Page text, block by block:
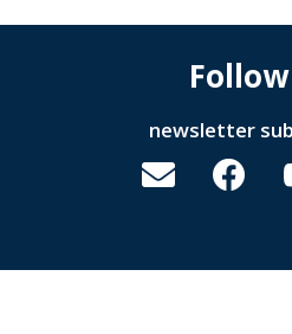
newsletter
 